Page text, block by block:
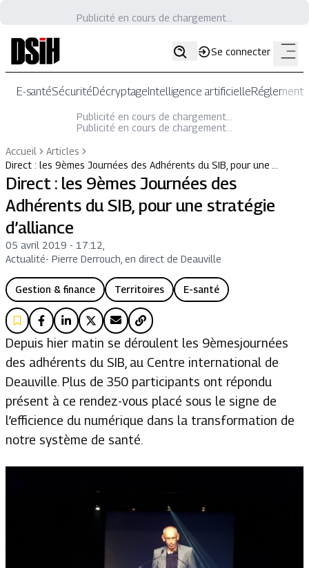
Publicité en cours de chargement...
Se connecter
E-santéSécuritéDécryptageIntelligence artificielle
Publicité en cours de chargement...
Publicité en cours de chargement...
Accueil
Articles
Direct : les 9èmes Journées des Adhérents du SIB, pour une …
Direct : les 9èmes Journées des
Adhérents du SIB, pour une stratégie
d’alliance
05 avril 2019 - 17:12
Actualité- Pierre Derrouch, en direct de Deauville
Gestion & finance Territoires E-santé
Depuis hier matin se déroulent les 9èmesjournées
des adhérents du SIB, au Centre international de
Deauville. Plus de 350 participants ont répondu
présent à ce rendez-vous placé sous le signe de
l’efficience du numérique dans la transformation de
notre système de santé.